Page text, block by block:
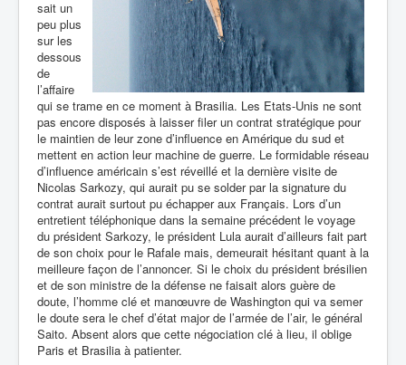
sait un
peu plus
sur les
dessous
de
l’affaire
qui se trame en ce moment à Brasilia. Les Etats-Unis ne sont
pas encore disposés à laisser filer un contrat stratégique pour
le maintien de leur zone d’influence en Amérique du sud et
mettent en action leur machine de guerre. Le formidable réseau
d’influence américain s’est réveillé et la dernière visite de
Nicolas Sarkozy, qui aurait pu se solder par la signature du
contrat aurait surtout pu échapper aux Français. Lors d’un
entretient téléphonique dans la semaine précédent le voyage
du président Sarkozy, le président Lula aurait d’ailleurs fait part
de son choix pour le Rafale mais, demeurait hésitant quant à la
meilleure façon de l’annoncer. Si le choix du président brésilien
et de son ministre de la défense ne faisait alors guère de
doute, l’homme clé et manœuvre de Washington qui va semer
le doute sera le chef d’état major de l’armée de l’air, le général
Saito. Absent alors que cette négociation clé à lieu, il oblige
Paris et Brasilia à patienter.